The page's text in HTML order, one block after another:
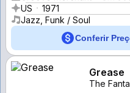
US
1971
Jazz, Funk / Soul
Conferir
Grease
The